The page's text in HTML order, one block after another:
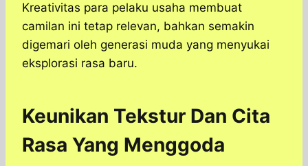
Kreativitas para pelaku usaha membuat
camilan ini tetap relevan, bahkan semakin
digemari oleh generasi muda yang menyukai
eksplorasi rasa baru.
Keunikan Tekstur Dan Cita
Rasa Yang Menggoda